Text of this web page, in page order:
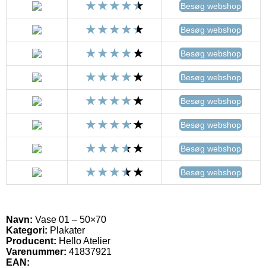
Besøg webshop
Besøg webshop
Besøg webshop
Besøg webshop
Besøg webshop
Besøg webshop
Besøg webshop
Besøg webshop
Navn: Vase 01 – 50×70
Kategori: Plakater
Producent: Hello Atelier
Varenummer: 41837921
EAN: